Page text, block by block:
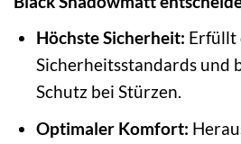
Höchste Sicherheit: Erfüllt
Sicherheitsstandards und
Schutz bei Stürzen.
Optimaler Komfort: